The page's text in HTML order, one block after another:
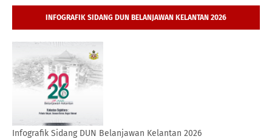
INFOGRAFIK SIDANG DUN BELANJAWAN KELANTAN 2026
Infografik Sidang DUN Belanjawan Kelantan 2026